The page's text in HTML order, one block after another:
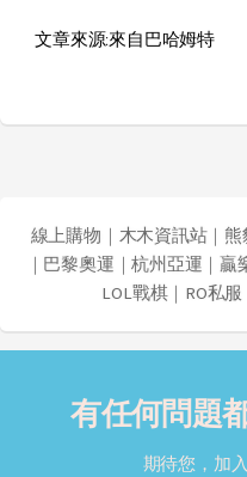
文章來源:來自巴哈姆特
線上購物 ｜ 木木資訊站｜ 熊
｜ 巴黎奧運 ｜杭州亞運 ｜贏
LOL戰棋｜ RO私服
有任何問題
期待您，加